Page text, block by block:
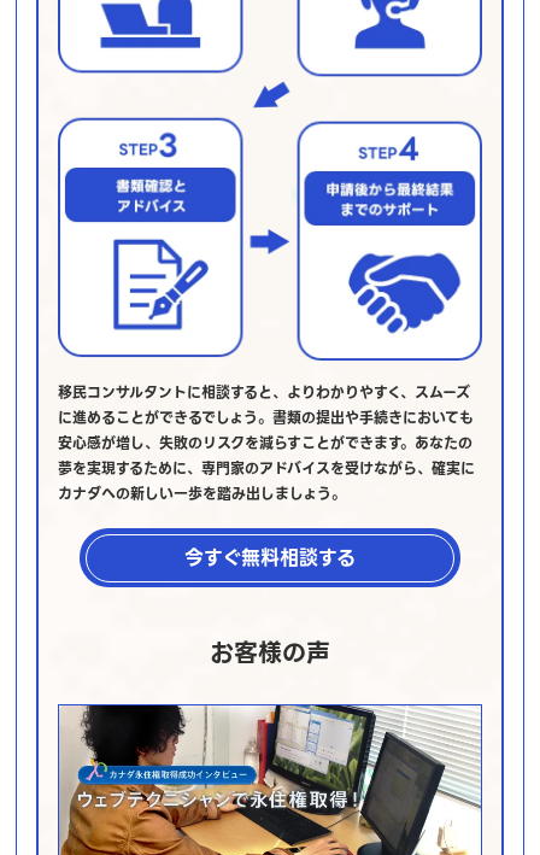
移民コンサルタントに相談すると、よりわかりやすく、スムーズ
に進めることができるでしょう。書類の提出や手続きにおいても
安心感が増し、失敗のリスクを減らすことができます。あなたの
夢を実現するために、専門家のアドバイスを受けながら、確実に
カナダへの新しい一歩を踏み出しましょう。
今すぐ無料相談する
お客様の声